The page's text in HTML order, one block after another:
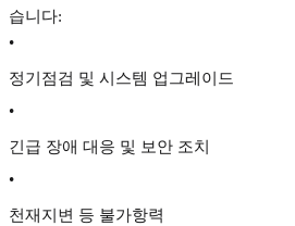
습니다:
•
정기점검 및 시스템 업그레이드
•
긴급 장애 대응 및 보안 조치
•
천재지변 등 불가항력